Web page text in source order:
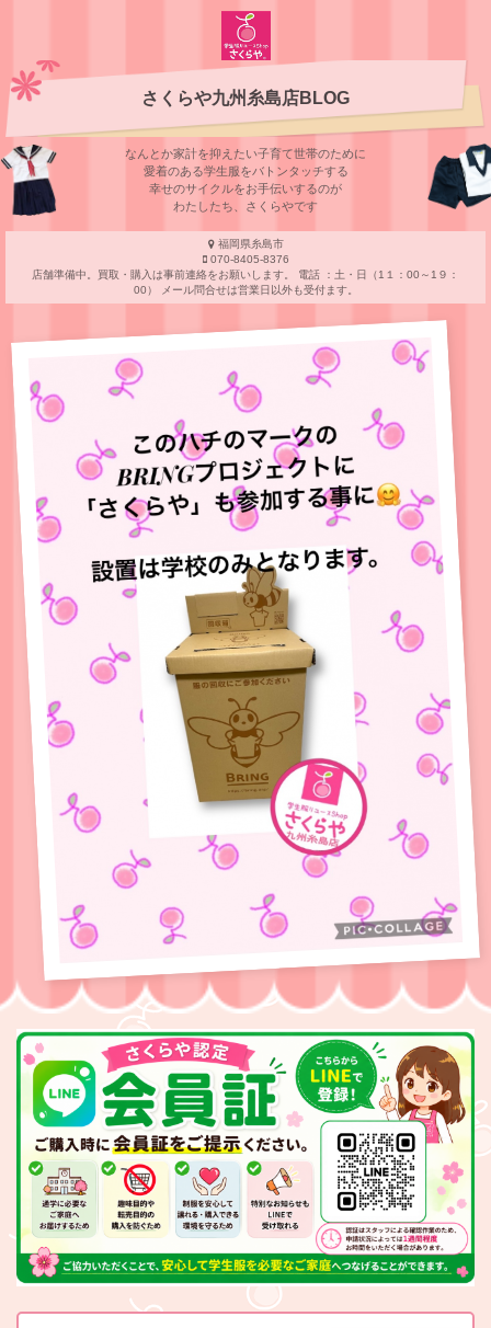
さくらや九州糸島店BLOG
なんとか家計を抑えたい子育て世帯のために
愛着のある学⽣服をバトンタッチする
幸せのサイクルをお⼿伝いするのが
わたしたち、さくらやです
福岡県糸島市
070-8405-8376
店舗準備中。買取・購入は事前連絡をお願いします。 電話 ：土・日（1１：00～1９：
00） メール問合せは営業日以外も受付ます。